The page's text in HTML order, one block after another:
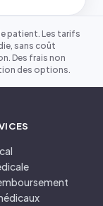
patient. Les tarifs
sans coût
Des frais non
des options.